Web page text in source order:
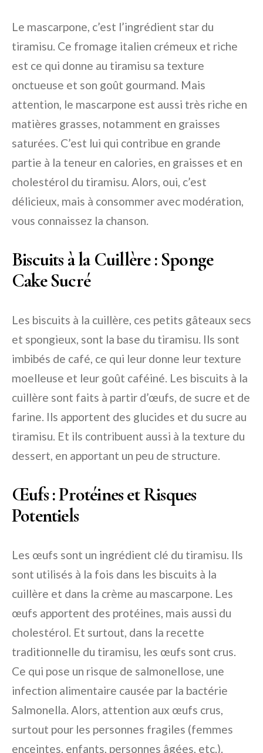
Le mascarpone, c’est l’ingrédient star du
tiramisu. Ce fromage italien crémeux et riche
est ce qui donne au tiramisu sa texture
onctueuse et son goût gourmand. Mais
attention, le mascarpone est aussi très riche en
matières grasses, notamment en graisses
saturées. C’est lui qui contribue en grande
partie à la teneur en calories, en graisses et en
cholestérol du tiramisu. Alors, oui, c’est
délicieux, mais à consommer avec modération,
vous connaissez la chanson.
Biscuits à la Cuillère : Sponge
Cake Sucré
Les biscuits à la cuillère, ces petits gâteaux secs
et spongieux, sont la base du tiramisu. Ils sont
imbibés de café, ce qui leur donne leur texture
moelleuse et leur goût caféiné. Les biscuits à la
cuillère sont faits à partir d’œufs, de sucre et de
farine. Ils apportent des glucides et du sucre au
tiramisu. Et ils contribuent aussi à la texture du
dessert, en apportant un peu de structure.
Œufs : Protéines et Risques
Potentiels
Les œufs sont un ingrédient clé du tiramisu. Ils
sont utilisés à la fois dans les biscuits à la
cuillère et dans la crème au mascarpone. Les
œufs apportent des protéines, mais aussi du
cholestérol. Et surtout, dans la recette
traditionnelle du tiramisu, les œufs sont crus.
Ce qui pose un risque de salmonellose, une
infection alimentaire causée par la bactérie
Salmonella. Alors, attention aux œufs crus,
surtout pour les personnes fragiles (femmes
enceintes, enfants, personnes âgées, etc.).